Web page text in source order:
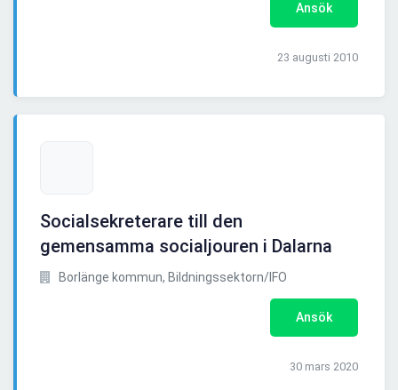
Ansök
23 augusti 2010
Socialsekreterare till den
gemensamma socialjouren i Dalarna
Borlänge kommun, Bildningssektorn/IFO
Ansök
30 mars 2020